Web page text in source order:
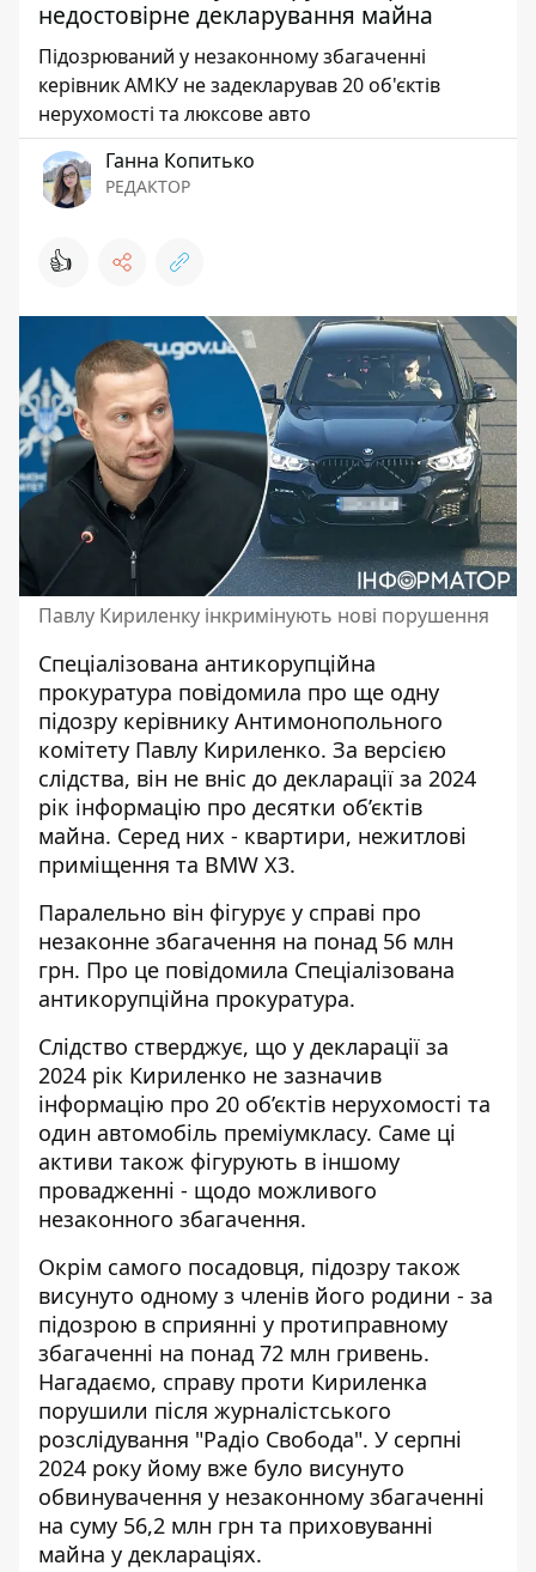
недостовірне декларування майна
Підозрюваний у незаконному збагаченні
керівник АМКУ не задекларував 20 об'єктів
нерухомості та люксове авто
Ганна Копитько
РЕДАКТОР
👍
Павлу Кириленку інкримінують нові порушення
Спеціалізована антикорупційна
прокуратура повідомила про ще одну
підозру керівнику Антимонопольного
комітету Павлу Кириленко. За версією
слідства, він не вніс до декларації за 2024
рік інформацію про десятки об’єктів
майна. Серед них - квартири, нежитлові
приміщення та BMW X3.
Паралельно він фігурує у справі про
незаконне збагачення на понад 56 млн
грн. Про це повідомила Спеціалізована
антикорупційна прокуратура.
Слідство стверджує, що у декларації за
2024 рік Кириленко не зазначив
інформацію про 20 об’єктів нерухомості та
один автомобіль преміумкласу. Саме ці
активи також фігурують в іншому
провадженні - щодо можливого
незаконного збагачення.
Окрім самого посадовця, підозру також
висунуто одному з членів його родини - за
підозрою в сприянні у протиправному
збагаченні на понад 72 млн гривень.
Нагадаємо, справу проти Кириленка
порушили після журналістського
розслідування "Радіо Свобода". У серпні
2024 року йому вже було висунуто
обвинувачення у незаконному збагаченні
на суму 56,2 млн грн та приховуванні
майна у деклараціях.